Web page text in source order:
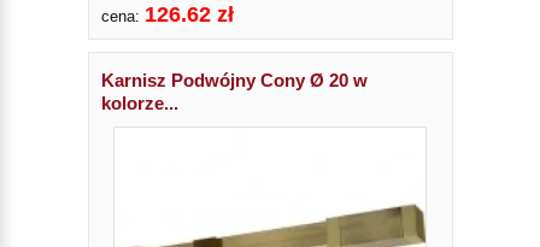
cena: 126.62 zł
Karnisz Podwójny Cony Ø 20 w
kolorze...